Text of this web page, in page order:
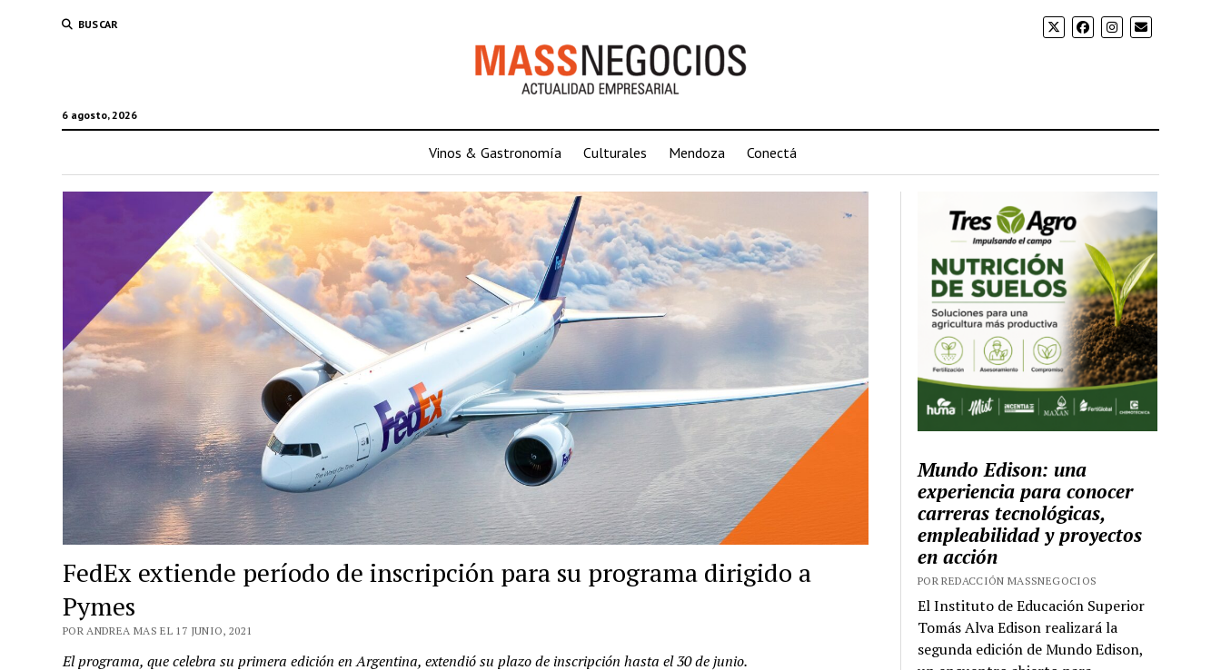
BUSCAR
6 agosto, 2026
Vinos & Gastronomía Culturales Mendoza Conectá
FedEx extiende período de inscripción para su programa dirigido a
Pymes
POR ANDREA MAS EL 17 JUNIO, 2021
El programa, que celebra su primera edición en Argentina, extendió su plazo de inscripción hasta el 30 de junio.
Mundo Edison: una
experiencia para conocer
carreras tecnológicas,
empleabilidad y proyectos
en acción
POR REDACCIÓN MASSNEGOCIOS
El Instituto de Educación Superior
Tomás Alva Edison realizará la
segunda edición de Mundo Edison,